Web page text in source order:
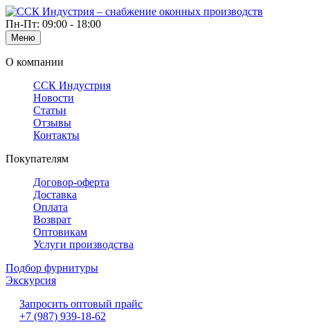
Пн-Пт: 09:00 - 18:00
Меню
О компании
ССК Индустрия
Новости
Статьи
Отзывы
Контакты
Покупателям
Договор-оферта
Доставка
Оплата
Возврат
Оптовикам
Услуги производства
Подбор фурнитуры
Экскурсия
Запросить оптовый прайс
+7 (987) 939-18-62